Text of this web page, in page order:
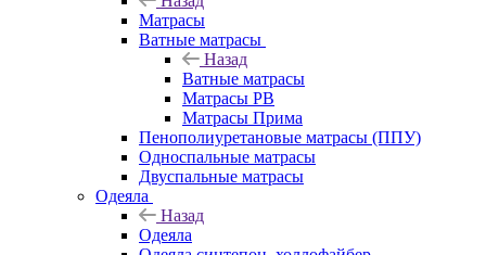
Матрасы
Ватные матрасы
Назад
Ватные матрасы
Матрасы РВ
Матрасы Прима
Пенополиуретановые матрасы (ППУ)
Односпальные матрасы
Двуспальные матрасы
Одеяла
Назад
Одеяла